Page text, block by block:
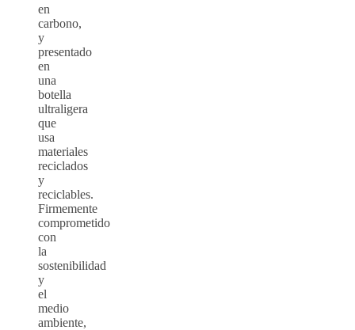
en
carbono,
y
presentado
en
una
botella
ultraligera
que
usa
materiales
reciclados
y
reciclables.
Firmemente
comprometido
con
la
sostenibilidad
y
el
medio
ambiente,